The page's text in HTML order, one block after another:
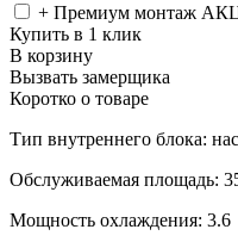
+ Премиум монтаж
Купить в 1 клик
В корзину
Вызвать замерщика
Коротко о товаре
Тип внутреннего блока:
Обслуживаемая площадь:
Мощность охлаждения: 3.6